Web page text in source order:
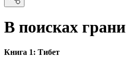
В поисках грани
Книга 1: Тибет